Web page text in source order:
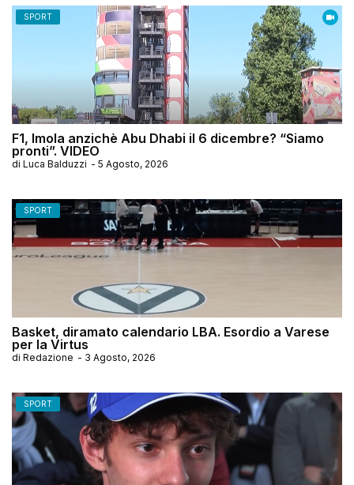
SPORT
F1, Imola anzichè Abu Dhabi il 6 dicembre? “Siamo
pronti”. VIDEO
di Luca Balduzzi - 5 Agosto, 2026
SPORT
Basket, diramato calendario LBA. Esordio a Varese
per la Virtus
di Redazione - 3 Agosto, 2026
SPORT